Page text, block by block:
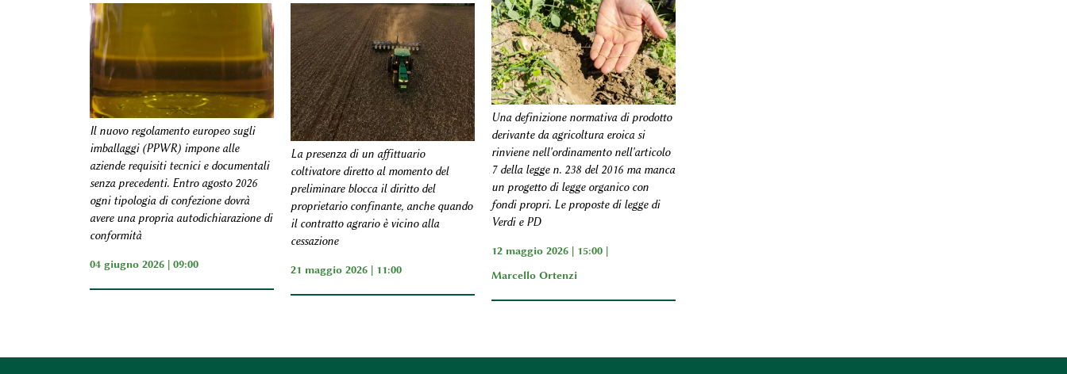
Il nuovo regolamento europeo sugli
imballaggi (PPWR) impone alle
aziende requisiti tecnici e documentali
senza precedenti. Entro agosto 2026
ogni tipologia di confezione dovrà
avere una propria autodichiarazione di
conformità
04 giugno 2026 | 09:00
La presenza di un affittuario
coltivatore diretto al momento del
preliminare blocca il diritto del
proprietario confinante, anche quando
il contratto agrario è vicino alla
cessazione
21 maggio 2026 | 11:00
Una definizione normativa di prodotto
derivante da agricoltura eroica si
rinviene nell'ordinamento nell'articolo
7 della legge n. 238 del 2016 ma manca
un progetto di legge organico con
fondi propri. Le proposte di legge di
Verdi e PD
12 maggio 2026 | 15:00 |
Marcello Ortenzi